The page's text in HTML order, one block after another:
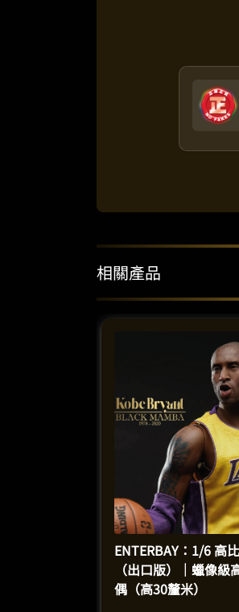
相關產品
ENTERBAY：1/6 高
（出口版）｜蠟像級
偶（高30釐米）